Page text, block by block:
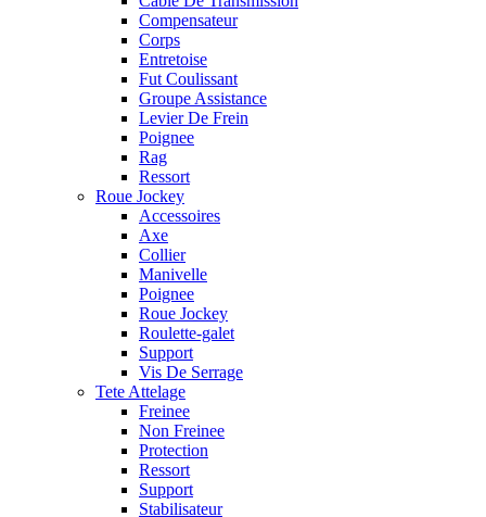
Compensateur
Corps
Entretoise
Fut Coulissant
Groupe Assistance
Levier De Frein
Poignee
Rag
Ressort
Roue Jockey
Accessoires
Axe
Collier
Manivelle
Poignee
Roue Jockey
Roulette-galet
Support
Vis De Serrage
Tete Attelage
Freinee
Non Freinee
Protection
Ressort
Support
Stabilisateur